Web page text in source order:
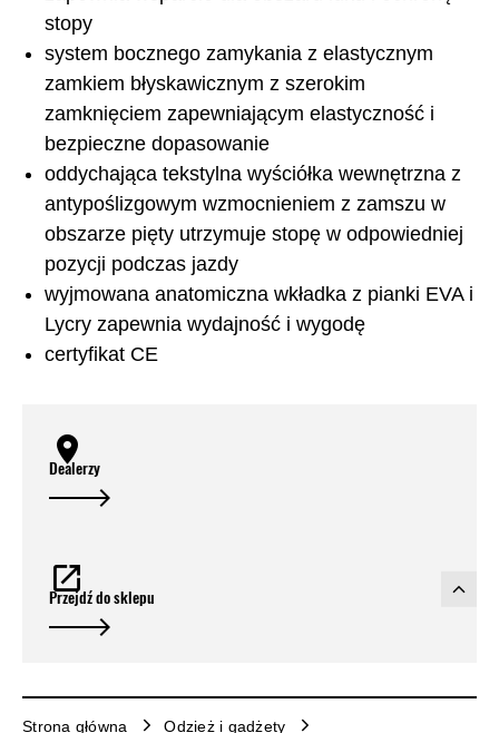
stopy
system bocznego zamykania z elastycznym
zamkiem błyskawicznym z szerokim
zamknięciem zapewniającym elastyczność i
bezpieczne dopasowanie
oddychająca tekstylna wyściółka wewnętrzna z
antypoślizgowym wzmocnieniem z zamszu w
obszarze pięty utrzymuje stopę w odpowiedniej
pozycji podczas jazdy
wyjmowana anatomiczna wkładka z pianki EVA i
Lycry zapewnia wydajność i wygodę
certyfikat CE
Dealerzy
Przejdź do sklepu
Strona główna
Odzież i gadżety